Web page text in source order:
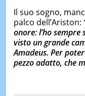
Il suo sogno,
palco dell’Ariston:
onore: l’ho
visto un grande
Amadeus. Per
pezzo adatto, che